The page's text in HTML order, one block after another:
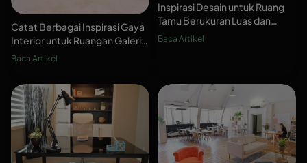
Catat Berbagai Inspirasi Gaya
Interior untuk Ruangan Galeri
Seni
Baca Artikel
Inspirasi Desain untuk Ruang
Tamu Berukuran Luas dan
Lebar
Baca Artikel